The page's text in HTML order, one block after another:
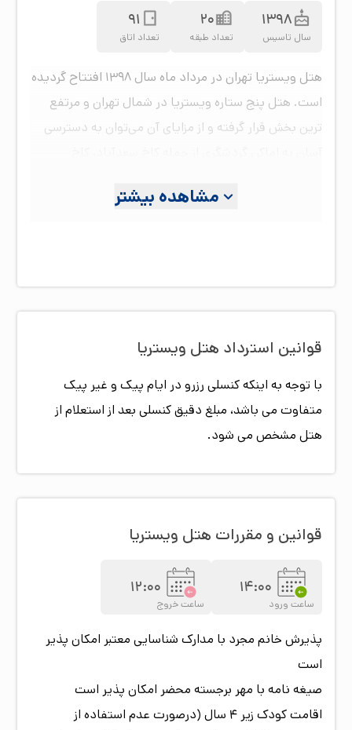
1398
سال تاسیس
20
تعداد طبقه
91
تعداد اتاق
هتل ویستریا تهران در مرداد ماه سال ۱۳۹۸ افتتاح گردیده
است. هتل پنج ستاره ویستریا در شمال تهران و مرتفع
ترین بخش قرار گرفته و از مزایای آن می‌توان به دسترسی
نمود. این هتل با چشم اندازی زیبا از رشته کوه‌های البرز
مشاهده بیشتر
قوانین استرداد هتل ویستریا
با توجه به اینکه کنسلی رزرو در ایام پیک و غیر پیک
متفاوت می باشد، مبلغ دقیق کنسلی بعد از استعلام از
هتل مشخص می شود.
قوانین و مقررات هتل ویستریا
ساعت ورود
14:00
ساعت خروج
12:00
پذیرش خانم مجرد با مدارک شناسایی معتبر امکان پذیر
است
صیغه نامه با مهر برجسته محضر امکان پذیر است
اقامت کودک زیر 4 سال (درصورت عدم استفاده از